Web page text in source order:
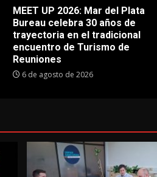
MEET UP 2026: Mar del Plata
Bureau celebra 30 años de
trayectoria en el tradicional
encuentro de Turismo de
Reuniones
6 de agosto de 2026